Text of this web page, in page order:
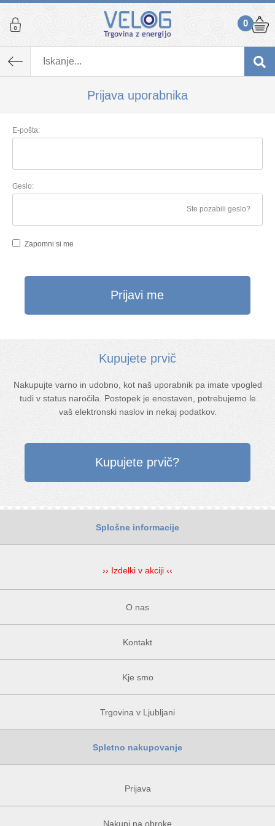
0
Prijava uporabnika
E-pošta:
Geslo:
Ste pozabili geslo?
Zapomni si me
Kupujete prvič
Nakupujte varno in udobno, kot naš uporabnik pa imate vpogled
tudi v status naročila. Postopek je enostaven, potrebujemo le
vaš elektronski naslov in nekaj podatkov.
Splošne informacije
›› Izdelki v akciji ‹‹
O nas
Kontakt
Kje smo
Trgovina v Ljubljani
Spletno nakupovanje
Prijava
Nakupi na obroke